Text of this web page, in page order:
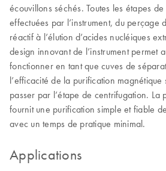
écouvillons séchés. Toutes les étapes
effectuées par l’instrument, du perçage
réactif à l’élution d’acides nucléiques
design innovant de l’instrument permet
fonctionner en tant que cuves de
l’efficacité de la purification
passer par l’étape de centrifugation. La
fournit une purification simple et fiable
avec un temps de pratique minimal.
Applications